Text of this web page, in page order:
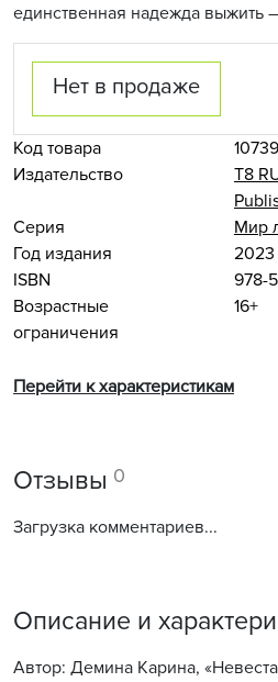
единственная надежда выжить
Нет в продаже
Код товара
Издательство
Т8
Серия
Мир
Год издания
2023
ISBN
978-
Возрастные
ограничения
16+
Перейти к характеристикам
Отзывы 0
Загрузка комментариев...
Описание и
Автор: Демина Карина,